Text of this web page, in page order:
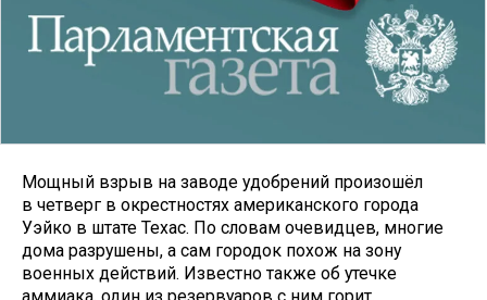
Мощный взрыв на заводе удобрений произошёл
в четверг в окрестностях американского города
Уэйко в штате Техас. По словам очевидцев, многие
дома разрушены, а сам городок похож на зону
военных действий. Известно также об утечке
аммиака, один из резервуаров с ним горит.